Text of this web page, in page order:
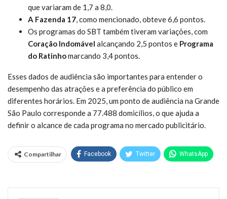
que variaram de 1,7 a 8,0.
A Fazenda 17, como mencionado, obteve 6,6 pontos.
Os programas do SBT também tiveram variações, com
Coração Indomável alcançando 2,5 pontos e Programa
do Ratinhomarcando 3,4 pontos.
Esses dados de audiência são importantes para entender o
desempenho das atrações e a preferência do público em
diferentes horários. Em 2025, um ponto de audiência na Grande
São Paulo corresponde a 77.488 domicílios, o que ajuda a
definir o alcance de cada programa no mercado publicitário.
Compartilhar Facebook Twitter WhatsApp